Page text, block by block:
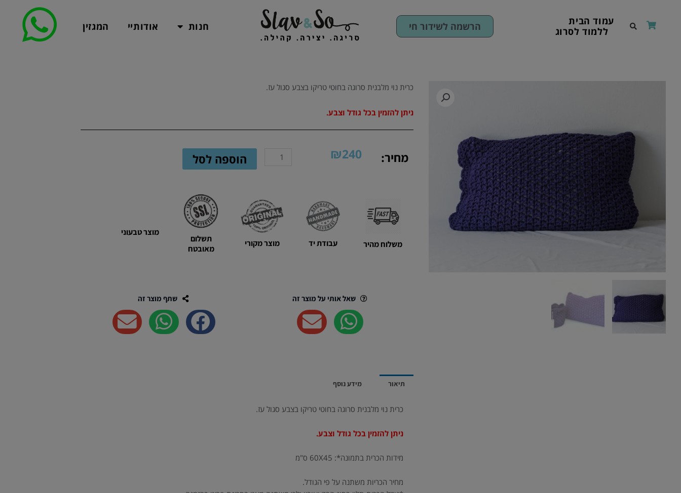
עמוד הבית
ללמוד לסרוג
הרשמה לשידור חי חנות אודותיי המגזין
כרית נוי מלבנית סרוגה בחוטי טריקו בצבע סגול עז.
ניתן להזמין בכל גודל וצבע.
מחיר: ₪240
כמות
מלבנית
סרוגה
בצבע
הוספה לסל
משלוח מהיר עבודת יד מוצר מקורי
תשלום
מאובטח
מוצר טבעוני
שאל אותי על מוצר זה שתף מוצר זה
תיאור מידע נוסף
כרית נוי מלבנית סרוגה בחוטי טריקו בצבע סגול עז.
ניתן להזמין בכל גודל וצבע.
מידות הכרית בתמונה*: 60X45 ס"מ
מחיר הכריות משתנה על פי הגודל.